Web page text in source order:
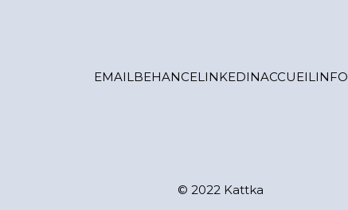
EMAILBEHANCELINKEDINACCUEILINFO
© 2022 Kattka